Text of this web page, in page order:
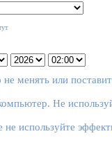
менять или
Не
используйте